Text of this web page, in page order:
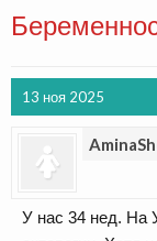
13 ноя 2025
У нас 34 нед. На